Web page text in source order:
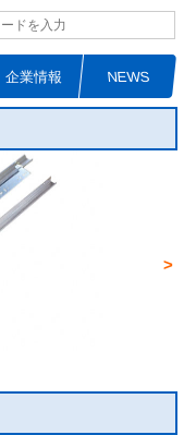
企業情報 NEWS
>